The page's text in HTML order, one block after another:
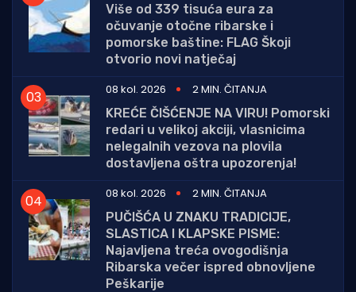
Više od 339 tisuća eura za
očuvanje otočne ribarske i
pomorske baštine: FLAG Škoji
otvorio novi natječaj
08 kol. 2026
2 MIN. ČITANJA
KREĆE ČIŠĆENJE NA VIRU! Pomorski
redari u velikoj akciji, vlasnicima
nelegalnih vezova na plovila
dostavljena oštra upozorenja!
08 kol. 2026
2 MIN. ČITANJA
PUČIŠĆA U ZNAKU TRADICIJE,
SLASTICA I KLAPSKE PISME:
Najavljena treća ovogodišnja
Ribarska večer ispred obnovljene
Peškarije